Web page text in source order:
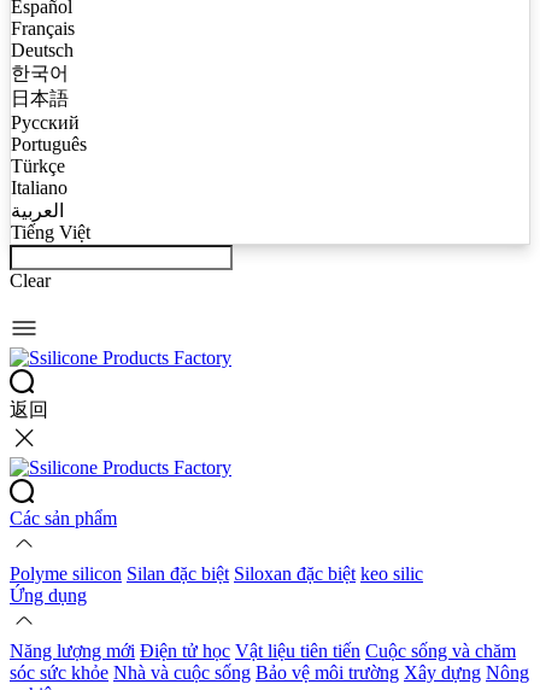
Español
Français
Deutsch
한국어
日本語
Русский
Português
Türkçe
Italiano
العربية
Tiếng Việt
Clear
返回
Các sản phẩm
Polyme silicon Silan đặc biệt Siloxan đặc biệt keo silic
Ứng dụng
Năng lượng mới Điện tử học Vật liệu tiên tiến Cuộc sống và chăm
sóc sức khỏe Nhà và cuộc sống Bảo vệ môi trường Xây dựng Nông